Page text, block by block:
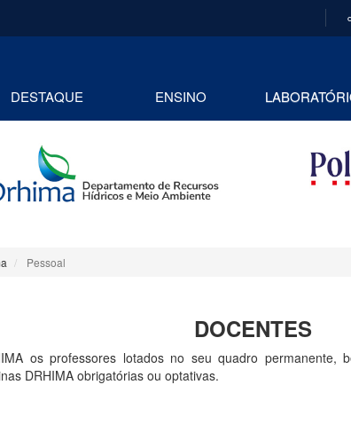
DESTAQUE ENSINO
Pessoal
DOCENTES
os professores lotados no seu quadro
DRHIMA obrigatórias ou optativas.